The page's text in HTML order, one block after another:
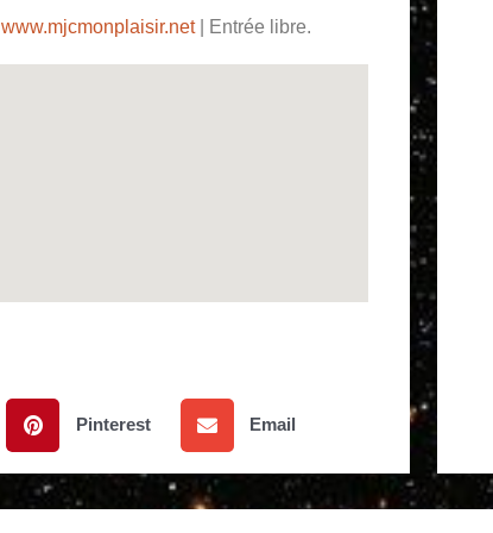
www.mjcmonplaisir.net| Entrée libre.
Pinterest Email